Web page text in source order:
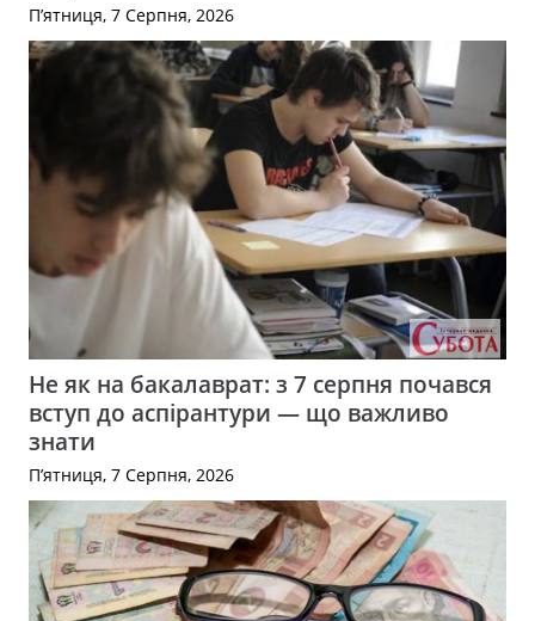
П’ятниця, 7 Серпня, 2026
Не як на бакалаврат: з 7 серпня почався
вступ до аспірантури — що важливо
знати
П’ятниця, 7 Серпня, 2026